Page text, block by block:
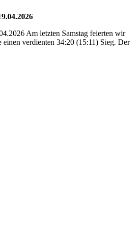
Am letzten Samstag feierten wir
einen verdienten 34:20 (15:11) Sieg. Der